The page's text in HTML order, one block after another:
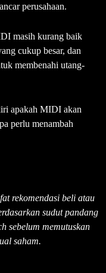
perusahaan.
masih kurang baik
cukup besar, dan
membenahi utang-
apakah MIDI akan
perlu menambah
rekomendasi beli atau
sudut pandang
sebelum memutuskan
saham.